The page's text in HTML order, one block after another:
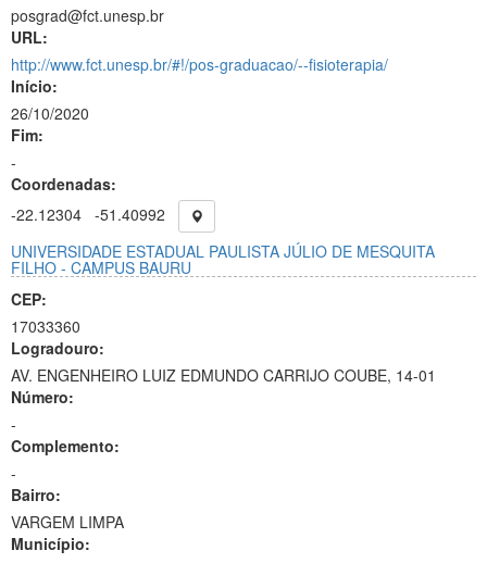
posgrad@fct.unesp.br
URL:
http://www.fct.unesp.br/#!/pos-graduacao/--fisioterapia/
Início:
26/10/2020
Fim:
-
Coordenadas:
-22.12304 -51.40992
UNIVERSIDADE ESTADUAL PAULISTA JÚLIO DE MESQUITA
FILHO - CAMPUS BAURU
CEP:
17033360
Logradouro:
AV. ENGENHEIRO LUIZ EDMUNDO CARRIJO COUBE, 14-01
Número:
-
Complemento:
-
Bairro:
VARGEM LIMPA
Município: